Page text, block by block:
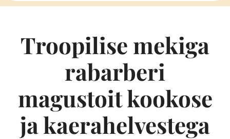
Troopilise mekiga
rabarberi
magustoit kookose
ja kaerahelvestega